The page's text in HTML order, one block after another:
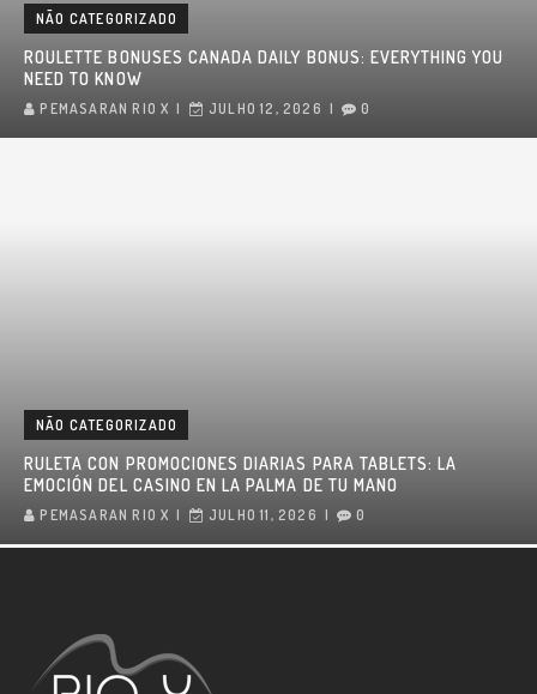
NÃO CATEGORIZADO
ROULETTE BONUSES CANADA DAILY BONUS: EVERYTHING YOU
NEED TO KNOW
PEMASARAN RIO X JULHO 12, 2026 0
NÃO CATEGORIZADO
RULETA CON PROMOCIONES DIARIAS PARA TABLETS: LA
EMOCIÓN DEL CASINO EN LA PALMA DE TU MANO
PEMASARAN RIO X JULHO 11, 2026 0